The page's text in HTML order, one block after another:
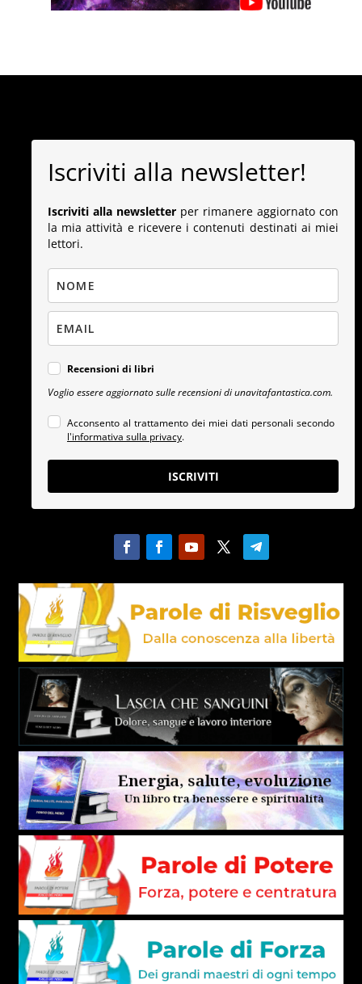
Iscriviti alla newsletter!
Iscriviti alla newsletter per rimanere aggiornato con
la mia attività e ricevere i contenuti destinati ai miei
lettori.
Recensioni di libri
Voglio essere aggiornato sulle recensioni di unavitafantastica.com.
Acconsento al trattamento dei miei dati personali secondo
l'informativa sulla privacy.
ISCRIVITI